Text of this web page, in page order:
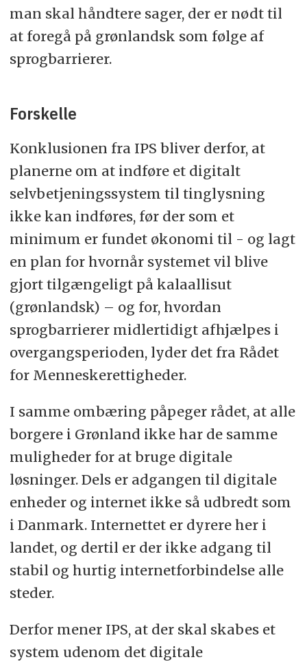
man skal håndtere sager, der er nødt til
at foregå på grønlandsk som følge af
sprogbarrierer.
Forskelle
Konklusionen fra IPS bliver derfor, at
planerne om at indføre et digitalt
selvbetjeningssystem til tinglysning
ikke kan indføres, før der som et
minimum er fundet økonomi til - og lagt
en plan for hvornår systemet vil blive
gjort tilgængeligt på kalaallisut
(grønlandsk) – og for, hvordan
sprogbarrierer midlertidigt afhjælpes i
overgangsperioden, lyder det fra Rådet
for Menneskerettigheder.
I samme ombæring påpeger rådet, at alle
borgere i Grønland ikke har de samme
muligheder for at bruge digitale
løsninger. Dels er adgangen til digitale
enheder og internet ikke så udbredt som
i Danmark. Internettet er dyrere her i
landet, og dertil er der ikke adgang til
stabil og hurtig internetforbindelse alle
steder.
Derfor mener IPS, at der skal skabes et
system udenom det digitale